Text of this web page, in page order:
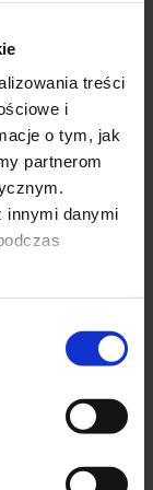
treści
i
o tym, jak
partnerom
innymi danymi